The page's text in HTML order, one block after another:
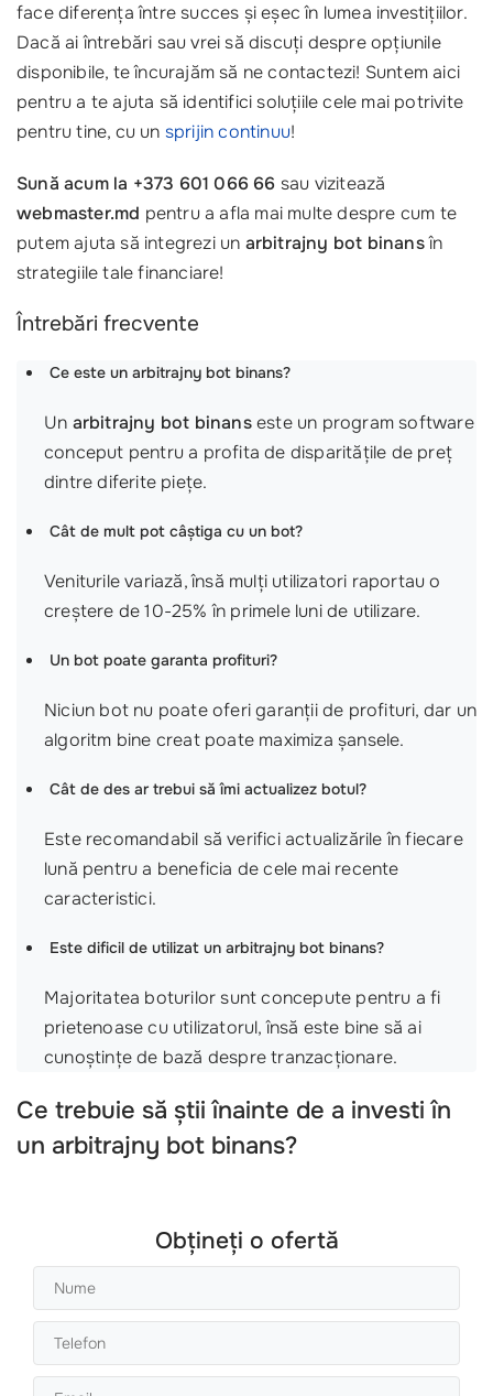
face diferența între succes și eșec în lumea investițiilor.
Dacă ai întrebări sau vrei să discuți despre opțiunile
disponibile, te încurajăm să ne contactezi! Suntem aici
pentru a te ajuta să identifici soluțiile cele mai potrivite
pentru tine, cu un sprijin continuu!
Sună acum la +373 601 066 66 sau vizitează
webmaster.md pentru a afla mai multe despre cum te
putem ajuta să integrezi un arbitrajny bot binansîn
strategiile tale financiare!
Întrebări frecvente
Ce este un arbitrajny bot binans?
Un arbitrajny bot binanseste un program software
conceput pentru a profita de disparitățile de preț
dintre diferite piețe.
Cât de mult pot câștiga cu un bot?
Veniturile variază, însă mulți utilizatori raportau o
creștere de 10-25% în primele luni de utilizare.
Un bot poate garanta profituri?
Niciun bot nu poate oferi garanții de profituri, dar un
algoritm bine creat poate maximiza șansele.
Cât de des ar trebui să îmi actualizez botul?
Este recomandabil să verifici actualizările în fiecare
lună pentru a beneficia de cele mai recente
caracteristici.
Este dificil de utilizat un arbitrajny bot binans?
Majoritatea boturilor sunt concepute pentru a fi
prietenoase cu utilizatorul, însă este bine să ai
cunoștințe de bază despre tranzacționare.
Ce trebuie să știi înainte de a investi în
un arbitrajny bot binans?
Obțineți o ofertă